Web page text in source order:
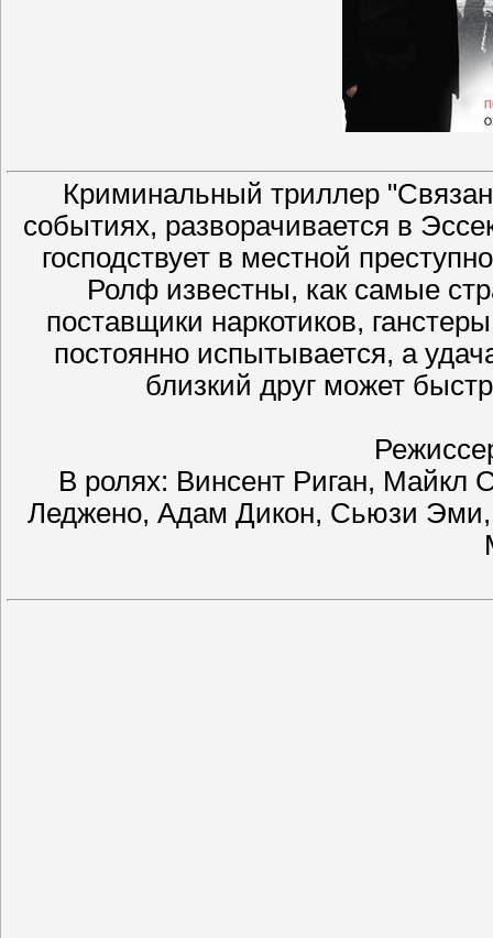
Криминальный триллер
событиях, разворачивается в
господствует в местной
Ролф известны, как самые
поставщики наркотиков,
постоянно испытывается, а
близкий друг может
В ролях: Винсент Риган,
Леджено, Адам Дикон, Сьюзи Эми,